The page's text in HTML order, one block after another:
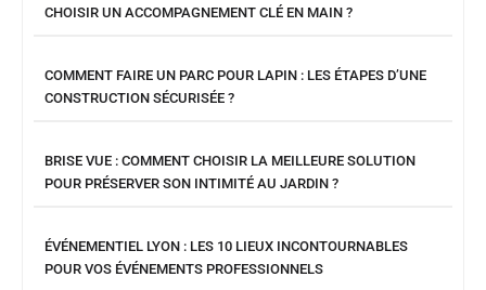
CHOISIR UN ACCOMPAGNEMENT CLÉ EN MAIN ?
COMMENT FAIRE UN PARC POUR LAPIN : LES ÉTAPES D’UNE
CONSTRUCTION SÉCURISÉE ?
BRISE VUE : COMMENT CHOISIR LA MEILLEURE SOLUTION
POUR PRÉSERVER SON INTIMITÉ AU JARDIN ?
ÉVÉNEMENTIEL LYON : LES 10 LIEUX INCONTOURNABLES
POUR VOS ÉVÉNEMENTS PROFESSIONNELS